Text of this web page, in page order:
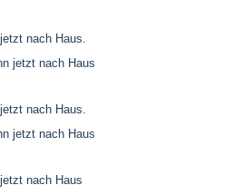
nach Haus.
jetzt nach Haus
nach Haus.
jetzt nach Haus
nach Haus